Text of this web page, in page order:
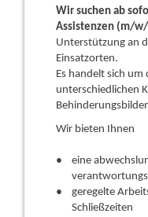
Wir suchen ab
Assistenzen (m/
Unterstützung an
Einsatzorten.
Es handelt sich
unterschiedlichen
Wir bieten Ihnen
eine
geregelte
Schließzeiten